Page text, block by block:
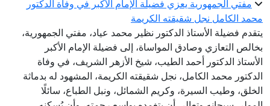
مفتي الجمهورية يعزي فضيلة الإمام الأكبر في وفاة الدكتور
محمد الكامل نجل شقيقته الكريمة
يتقدم فضيلة الأستاذ الدكتور نظير محمد عياد، مفتي الجمهورية،
بخالص التعازي وصادق المواساة، إلى فضيلة الإمام الأكبر
الأستاذ الدكتور أحمد الطيب، شيخ الأزهر الشريف، في وفاة
الدكتور محمد الكامل، نجل شقيقته الكريمة، المشهود له بدماثة
الخلق، وطيب السيرة، وكريم الشمائل، ونبل الطباع، سائلًا